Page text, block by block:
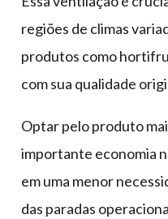
regiões de climas
produtos como
com sua qualidade
Optar pelo produto
importante economia
em uma menor
das paradas